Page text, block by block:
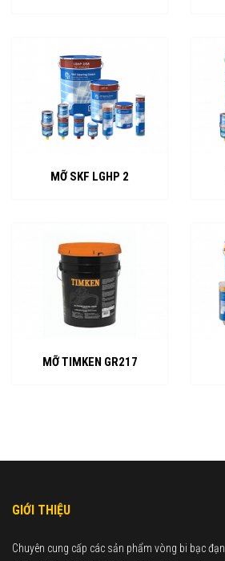
MỠ SKF LGHP 2
MỠ TIMKEN GR217
GIỚI THIỆU
Chuyên cung cấp các sản phẩm vòng bi bạc đạn